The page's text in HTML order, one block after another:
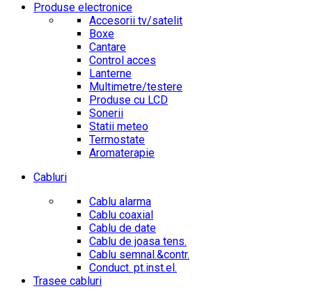
Produse electronice
Accesorii tv/satelit
Boxe
Cantare
Control acces
Lanterne
Multimetre/testere
Produse cu LCD
Sonerii
Statii meteo
Termostate
Aromaterapie
Cabluri
Cablu alarma
Cablu coaxial
Cablu de date
Cablu de joasa tens.
Cablu semnal.&contr.
Conduct. pt.inst.el.
Trasee cabluri